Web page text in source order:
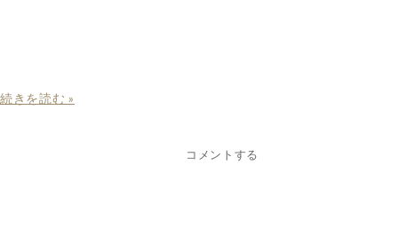
続きを読む »
コメントする